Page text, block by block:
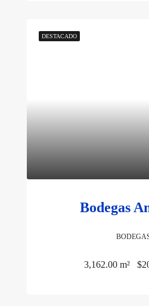
DESTACADO
Bodegas
3,162.00 m²